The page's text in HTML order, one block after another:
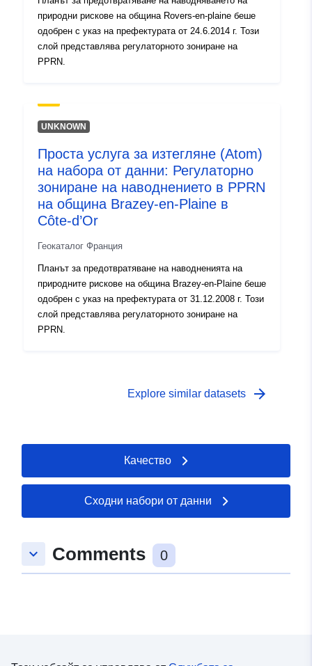
природни рискове на община Rovers-en-plaine беше
одобрен с указ на префектурата от 24.6.2014 г. Този
слой представлява регулаторното зониране на
PPRN.
UNKNOWN
Проста услуга за изтегляне (Atom)
на набора от данни: Регулаторно
зониране на наводнението в PPRN
на община Brazey-en-Plaine в
Côte-d’Or
Геокаталог Франция
Планът за предотвратяване на наводненията на
природните рискове на община Brazey-en-Plaine беше
одобрен с указ на префектурата от 31.12.2008 г. Този
слой представлява регулаторното зониране на
PPRN.
Explore similar datasets arrow_forward
Качество
Сходни набори от данни
keyboard_arrow_down Comments 0